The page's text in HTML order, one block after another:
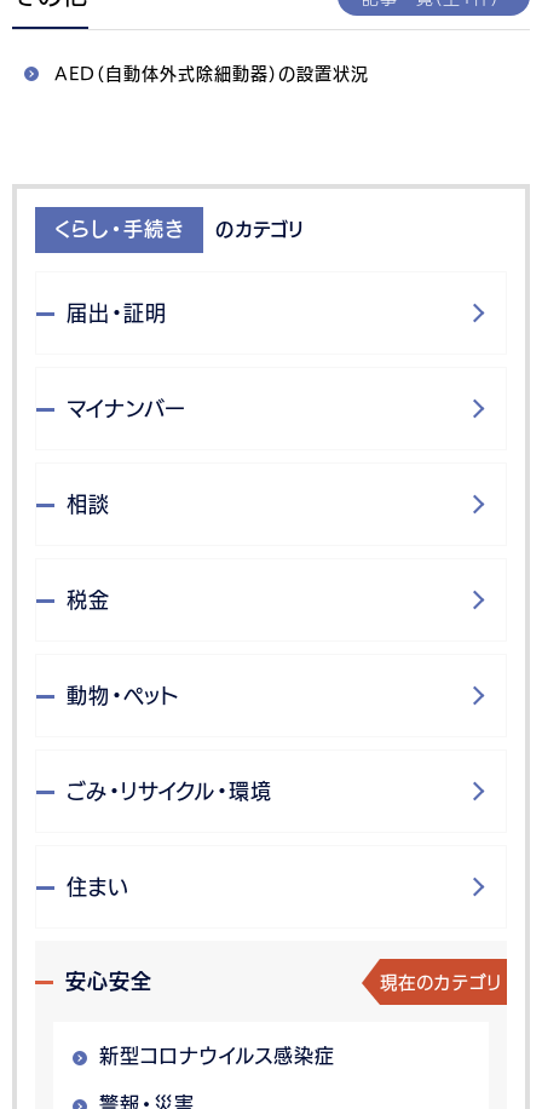
AED（自動体外式除細動器）の設置状況
くらし・手続き のカテゴリ
届出・証明
マイナンバー
相談
税金
動物・ペット
ごみ・リサイクル・環境
住まい
安心安全 現在のカテゴリ
新型コロナウイルス感染症
警報・災害